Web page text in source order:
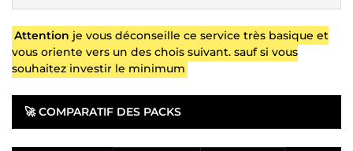
Attention je vous déconseille ce service très basique et
vous oriente vers un des chois suivant. sauf si vous
souhaitez investir le minimum
🚀COMPARATIF DES PACKS